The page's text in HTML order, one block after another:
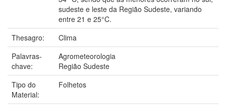
sudeste e leste da Região Sudeste, variando
entre 21 e 25°C.
Thesagro:
Clima
Palavras-
chave:
Agrometeorologia
Região Sudeste
Tipo do
Material:
Folhetos